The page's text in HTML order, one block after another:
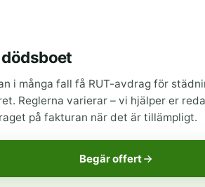
dödsboet
i många fall få RUT-avdrag för
Reglerna varierar – vi hjälper er
på fakturan när det är tillämpligt.
Begär offert